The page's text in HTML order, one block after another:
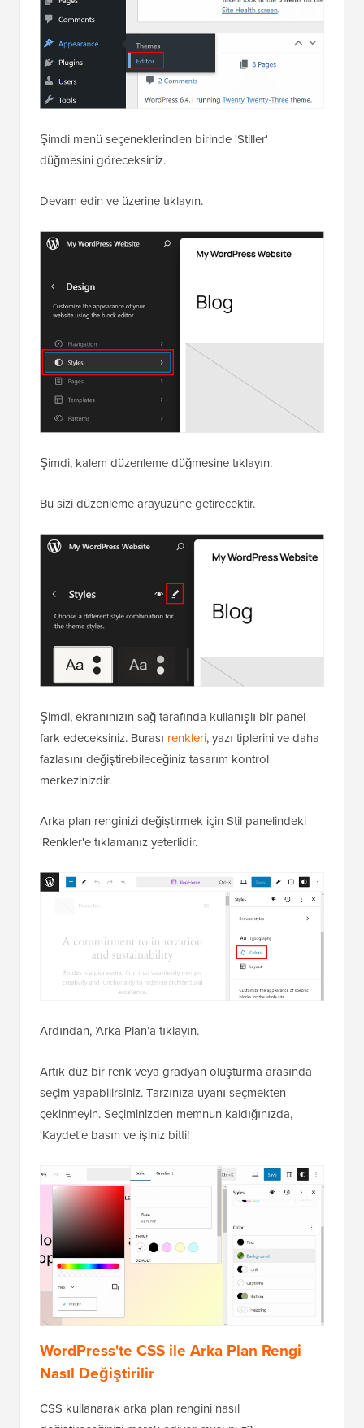
Şimdi menü seçeneklerinden birinde 'Stiller'
düğmesini göreceksiniz.
Devam edin ve üzerine tıklayın.
Şimdi, kalem düzenleme düğmesine tıklayın.
Bu sizi düzenleme arayüzüne getirecektir.
Şimdi, ekranınızın sağ tarafında kullanışlı bir panel
fark edeceksiniz. Burası renkleri, yazı tiplerini ve daha
fazlasını değiştirebileceğiniz tasarım kontrol
merkezinizdir.
Arka plan renginizi değiştirmek için Stil panelindeki
'Renkler'e tıklamanız yeterlidir.
Ardından, ‘Arka Plan’a tıklayın.
Artık düz bir renk veya gradyan oluşturma arasında
seçim yapabilirsiniz. Tarzınıza uyanı seçmekten
çekinmeyin. Seçiminizden memnun kaldığınızda,
'Kaydet'e basın ve işiniz bitti!
WordPress'te CSS ile Arka Plan Rengi
Nasıl Değiştirilir
CSS kullanarak arka plan rengini nasıl